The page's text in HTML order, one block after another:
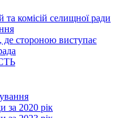
та комісій селищної ради
де стороною виступає
за 2020 рік